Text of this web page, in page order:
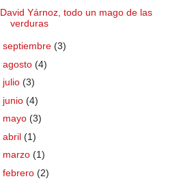
David Yárnoz, todo un mago de las
verduras
septiembre (3)
agosto (4)
julio (3)
junio (4)
mayo (3)
abril (1)
marzo (1)
febrero (2)